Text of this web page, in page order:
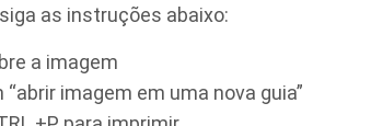
as instruções abaixo:
a imagem
“abrir imagem em uma nova guia”